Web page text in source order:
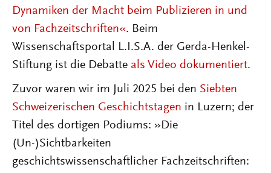
Dynamiken der Macht beim Publizieren in und
von Fachzeitschriften«. Beim
Wissenschaftsportal L.I.S.A. der Gerda-Henkel-
Stiftung ist die Debatte als Video dokumentiert.
Zuvor waren wir im Juli 2025 bei den Siebten
Schweizerischen Geschichtstagen in Luzern; der
Titel des dortigen Podiums: »Die
(Un-)Sichtbarkeiten
geschichtswissenschaftlicher Fachzeitschriften: